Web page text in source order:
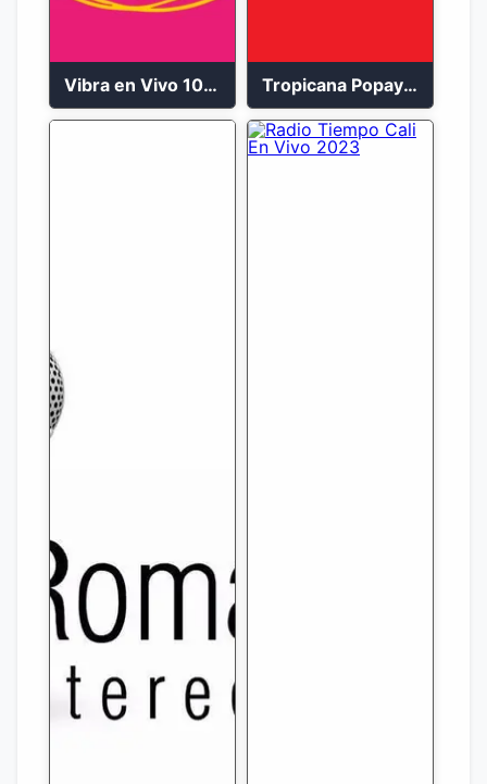
Vibra en Vivo 104.9 FM Bogotá Tropicana Popayán en vivo 106.1 FM